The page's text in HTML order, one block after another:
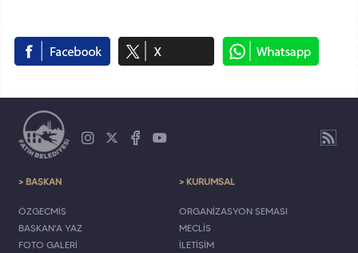
> BAŞKAN
ÖZGEÇMİŞ
BAŞKAN'A YAZ
FOTO GALERİ
> KURUMSAL
ORGANİZASYON ŞEMASI
MECLİS
İLETİŞİM